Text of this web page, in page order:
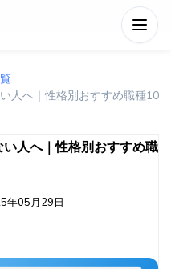
人へ｜性格別おすすめ職種10
人へ｜性格別おすすめ職
年05月29日